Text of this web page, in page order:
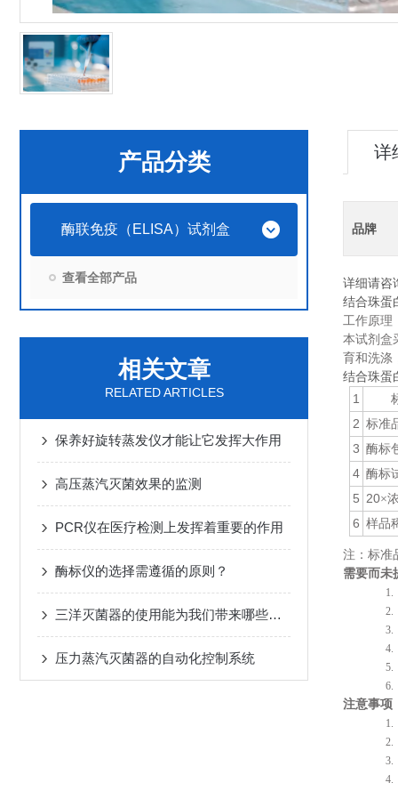
产品分类
酶联免疫（ELISA）试剂盒
查看全部产品
相关文章
RELATED ARTICLES
保养好旋转蒸发仪才能让它发挥大作用
高压蒸汽灭菌效果的监测
PCR仪在医疗检测上发挥着重要的作用
酶标仪的选择需遵循的原则？
三洋灭菌器的使用能为我们带来哪些好处?
压力蒸汽灭菌器的自动化控制系统
详
品牌
详细请咨
结合珠蛋
工作原理
本试剂盒
育和洗涤
结合珠蛋
1
2 标准
3 酶标
4 酶标
5 20×
6 样品
注：标准
需要而未
1.
2.
3.
4.
5.
6.
注意事项
1.
2.
3.
4.